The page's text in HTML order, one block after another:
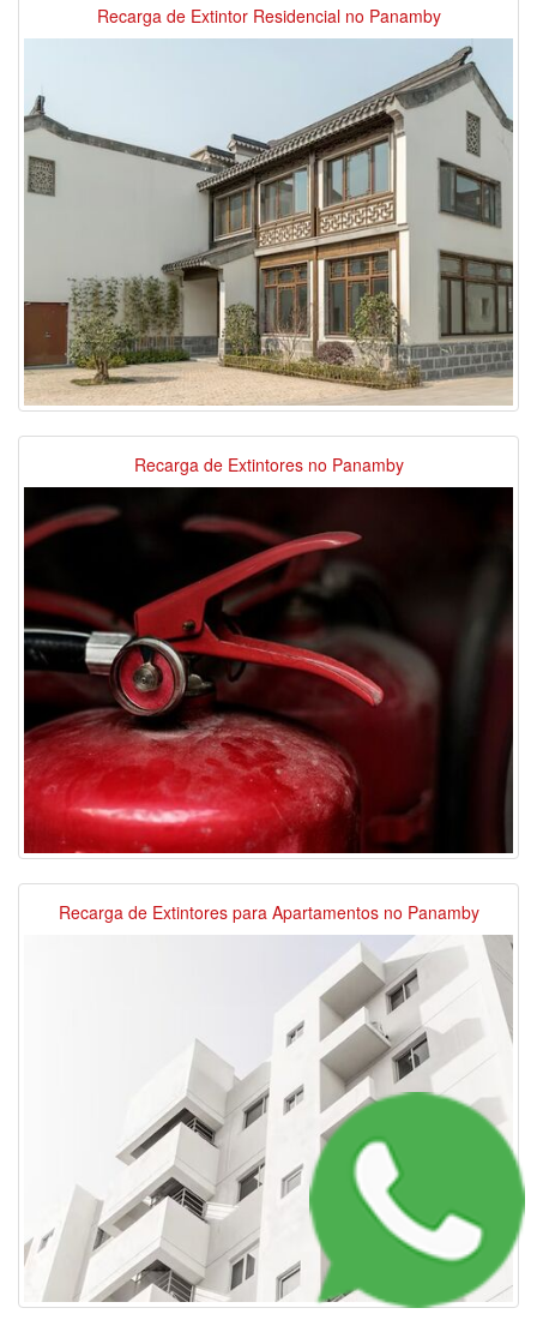
Recarga de Extintor Residencial no Panamby
Recarga de Extintores no Panamby
Recarga de Extintores para Apartamentos no Panamby